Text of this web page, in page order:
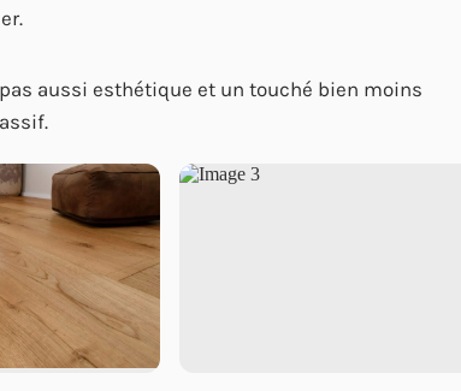
aussi esthétique et un touché bien moins